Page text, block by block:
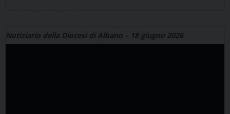
Notiziario della Diocesi di Albano – 18 giugno 2026